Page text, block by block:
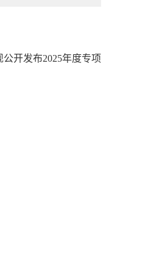
开发布2025年度专项